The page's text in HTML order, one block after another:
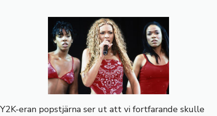
Y2K-eran popstjärna ser ut att vi fortfarande skulle